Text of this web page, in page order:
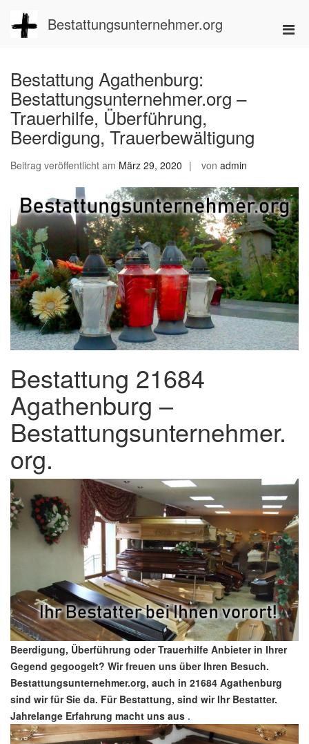
Inhalt
springen
Bestattungsunternehmer.org
Bestattung Agathenburg:
Bestattungsunternehmer.org –
Trauerhilfe, Überführung,
Beerdigung, Trauerbewältigung
Beitrag veröffentlicht am März 29, 2020 von admin
Bestattung 21684
Agathenburg –
Bestattungsunternehmer.
org.
Beerdigung, Überführung oder Trauerhilfe Anbieter in Ihrer
Gegend gegoogelt? Wir freuen uns über Ihren Besuch.
Bestattungsunternehmer.org, auch in 21684 Agathenburg
sind wir für Sie da. Für Bestattung, sind wir Ihr Bestatter.
Jahrelange Erfahrung macht uns aus .